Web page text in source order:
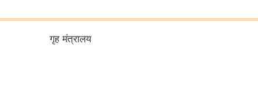
गृह मंत्रालय